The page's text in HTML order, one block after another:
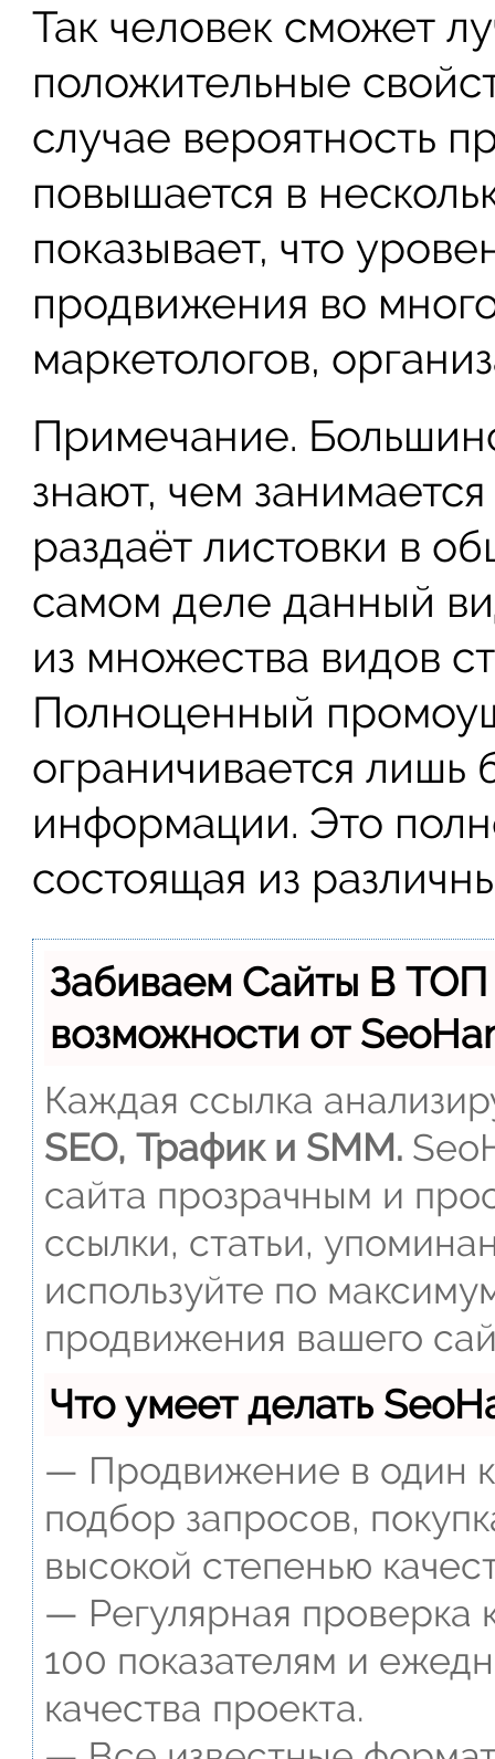
Так человек сможет
положительные
случае вероятность
повышается в
показывает, что
продвижения во
маркетологов,
Примечание.
знают, чем
раздаёт листовки в
самом деле данный
из множества видов
Полноценный
ограничивается
информации. Это
состоящая из
Забиваем Сайты В
возможности от
Каждая ссылка
SEO, Трафик и SMM.
сайта прозрачным и
ссылки, статьи,
используйте по
продвижения вашего
Что умеет делать
— Продвижение в один
подбор запросов,
высокой степенью
— Регулярная проверка
100 показателям и
качества проекта.